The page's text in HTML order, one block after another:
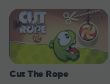
Cut The Rope